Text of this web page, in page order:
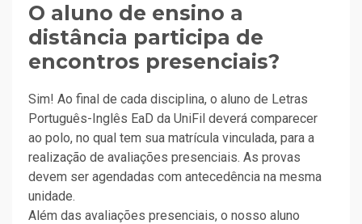
O aluno de ensino a
distância participa de
encontros presenciais?
Sim! Ao final de cada disciplina, o aluno de Letras
Português-Inglês EaD da UniFil deverá comparecer
ao polo, no qual tem sua matrícula vinculada, para a
realização de avaliações presenciais. As provas
devem ser agendadas com antecedência na mesma
unidade.
Além das avaliações presenciais, o nosso aluno